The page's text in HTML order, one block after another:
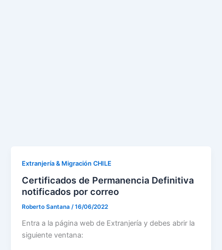
Extranjería & Migración CHILE
Certificados de Permanencia Definitiva
notificados por correo
Roberto Santana/16/06/2022
Entra a la página web de Extranjería y debes abrir la
siguiente ventana: